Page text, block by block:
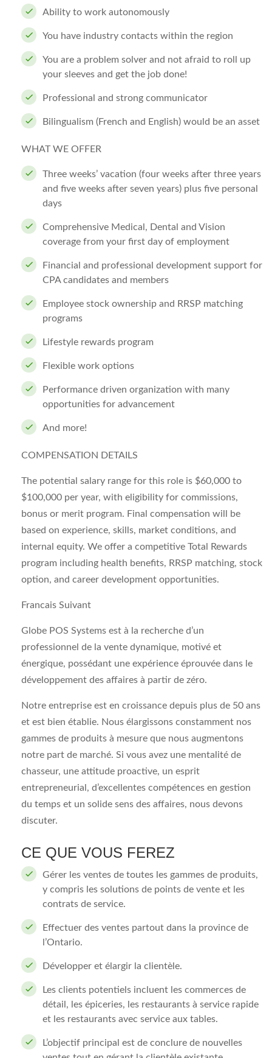
Ability to work autonomously
You have industry contacts within the region
You are a problem solver and not afraid to roll up
your sleeves and get the job done!
Professional and strong communicator
Bilingualism (French and English) would be an asset
WHAT WE OFFER
Three weeks’ vacation (four weeks after three years
and five weeks after seven years) plus five personal
days
Comprehensive Medical, Dental and Vision
coverage from your first day of employment
Financial and professional development support for
CPA candidates and members
Employee stock ownership and RRSP matching
programs
Lifestyle rewards program
Flexible work options
Performance driven organization with many
opportunities for advancement
And more!
COMPENSATION DETAILS
The potential salary range for this role is $60,000 to
$100,000 per year, with eligibility for commissions,
bonus or merit program. Final compensation will be
based on experience, skills, market conditions, and
internal equity. We offer a competitive Total Rewards
program including health benefits, RRSP matching, stock
option, and career development opportunities.
Francais Suivant
Globe POS Systems est à la recherche d’un
professionnel de la vente dynamique, motivé et
énergique, possédant une expérience éprouvée dans le
développement des affaires à partir de zéro.
Notre entreprise est en croissance depuis plus de 50 ans
et est bien établie. Nous élargissons constamment nos
gammes de produits à mesure que nous augmentons
notre part de marché. Si vous avez une mentalité de
chasseur, une attitude proactive, un esprit
entrepreneurial, d’excellentes compétences en gestion
du temps et un solide sens des affaires, nous devons
discuter.
CE QUE VOUS FEREZ
Gérer les ventes de toutes les gammes de produits,
y compris les solutions de points de vente et les
contrats de service.
Effectuer des ventes partout dans la province de
l’Ontario.
Développer et élargir la clientèle.
Les clients potentiels incluent les commerces de
détail, les épiceries, les restaurants à service rapide
et les restaurants avec service aux tables.
L’objectif principal est de conclure de nouvelles